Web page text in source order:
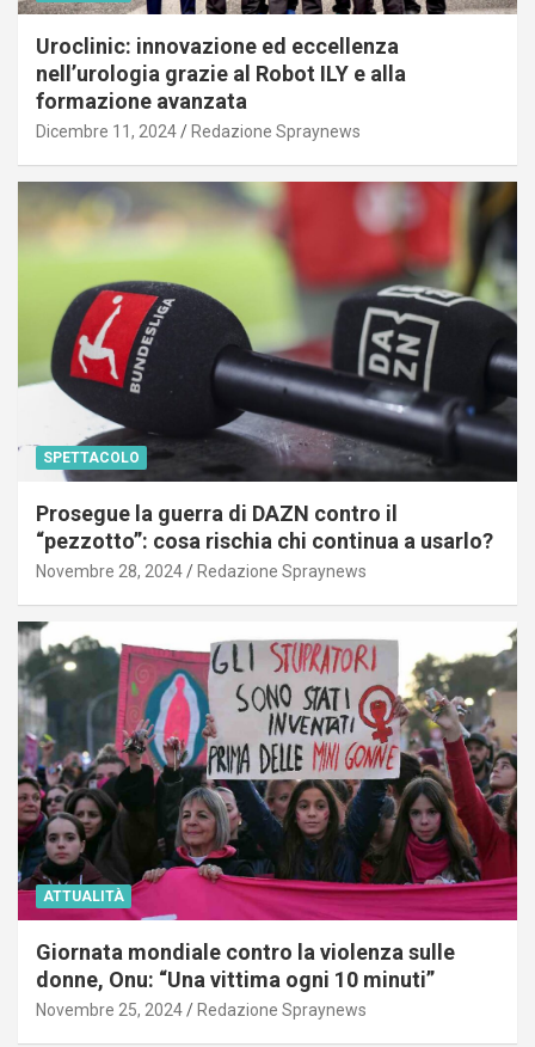
Uroclinic: innovazione ed eccellenza
nell’urologia grazie al Robot ILY e alla
formazione avanzata
Dicembre 11, 2024 Redazione Spraynews
SPETTACOLO
Prosegue la guerra di DAZN contro il
“pezzotto”: cosa rischia chi continua a usarlo?
Novembre 28, 2024 Redazione Spraynews
ATTUALITÀ
Giornata mondiale contro la violenza sulle
donne, Onu: “Una vittima ogni 10 minuti”
Novembre 25, 2024 Redazione Spraynews